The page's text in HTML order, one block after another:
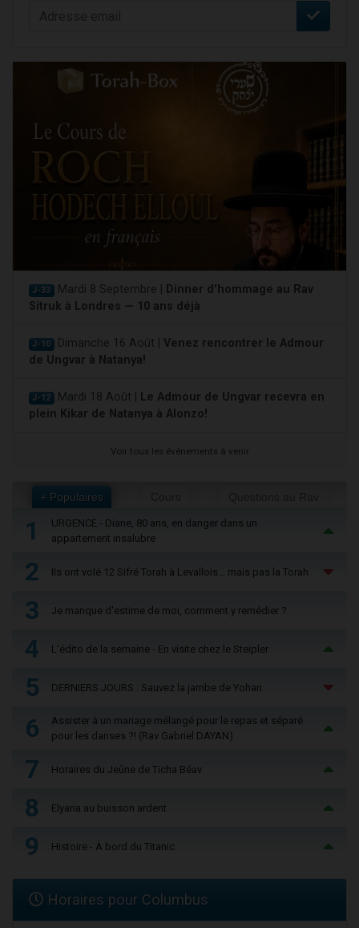
J-33 Mardi 8 Septembre |
Dinner d'hommage au Rav
Sitruk à Londres — 10 ans déjà
J-10 Dimanche 16 Août | Venez rencontrer le Admour
de Ungvar à Natanya!
J-12 Mardi 18 Août |
Le Admour de Ungvar recevra en
plein Kikar de Natanya à Alonzo!
Voir tous les événements à venir
+ Populaires
1
URGENCE - Diane, 80 ans, en danger dans un
appartement insalubre
2 Ils ont volé 12 Sifré Torah à Levallois… mais pas la Torah
3 Je manque d'estime de moi, comment y remédier ?
4 L'édito de la semaine - En visite chez le Steipler
5 DERNIERS JOURS : Sauvez la jambe de Yohan
6
Assister à un mariage mélangé pour le repas et séparé
pour les danses ?! (Rav Gabriel DAYAN)
7 Horaires du Jeûne de Ticha Béav
8 Elyana au buisson ardent
9 Histoire - À bord du Titanic
Horaires pour Columbus